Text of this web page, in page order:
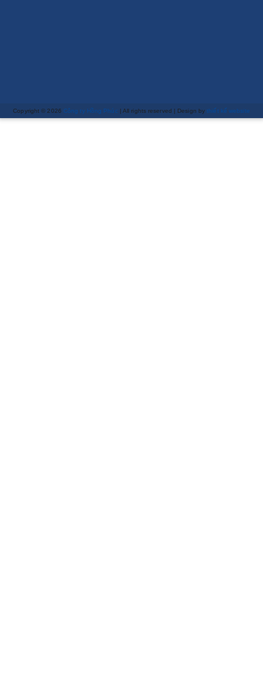
Copyright © 2026 Công ty Hồng Phúc | All rights reserved | Design bythiết kế website